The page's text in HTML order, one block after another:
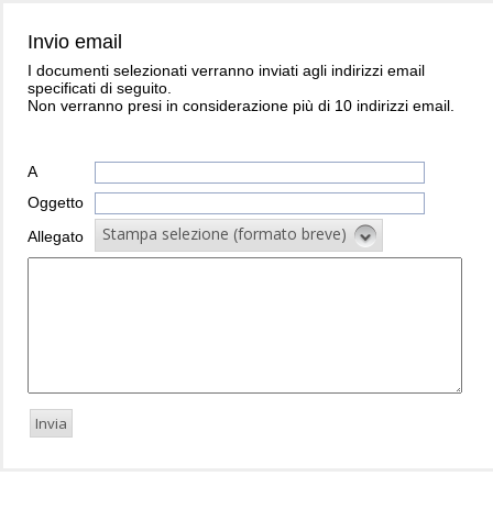
Invio email
I documenti selezionati verranno inviati agli indirizzi email
specificati di seguito.
Non verranno presi in considerazione più di 10 indirizzi email.
A
Oggetto
Allegato
Stampa selezione (formato breve)